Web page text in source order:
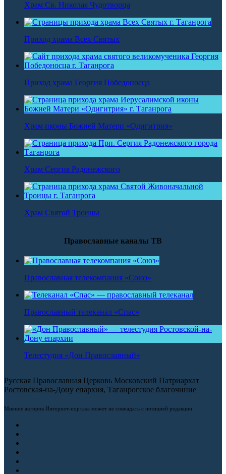
Храм Св. Николая Чудотворца
Приход храма Всех Святых
Приход храма Георгия Победоносца
Храм иконы Божией Матери «Одигитрия»
Храм Сергия Радонежского
Храм Святой Троицы
Православные каналы ТВ
Православная телекомпания «Союз»
Православный телеканал «Спас»
Телестудия «Дон Православный»
Русская Православная Церковь Московский Патриархат
Ростовская-на-Дону епархия, Таганрогское благочиние
Мнение авторов Интернет-портала может не совпадать с позицией редакции